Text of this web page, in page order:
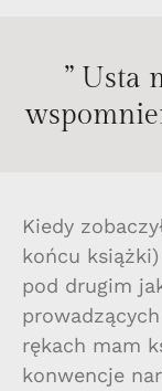
” Usta
Kiedy
końcu
pod drugim
rękach mam
konwencje